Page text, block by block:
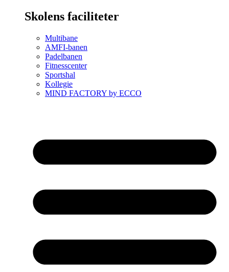
Skolens faciliteter
Multibane
AMFI-banen
Padelbanen
Fitnesscenter
Sportshal
Kollegie
MIND FACTORY by ECCO